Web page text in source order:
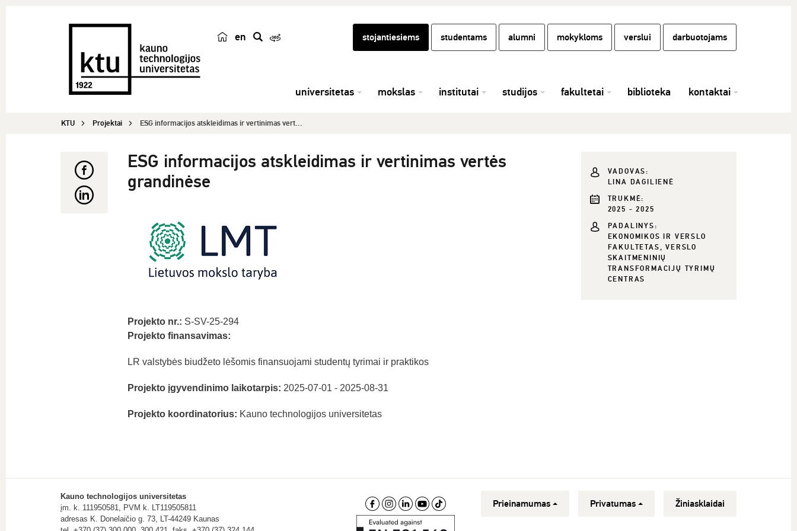
en
k
stojantiesiems studentams alumni mokykloms verslui darbuotojams
universitetas mokslas institutai studijos fakultetai biblioteka kontaktai
KTU Projektai ESG informacijos atskleidimas ir vertinimas vert...
ESG informacijos atskleidimas ir vertinimas vertės
grandinėse
Projekto nr.: S-SV-25-294
Projekto finansavimas:
LR valstybės biudžeto lėšomis finansuojami studentų tyrimai ir praktikos
Projekto įgyvendinimo laikotarpis: 2025-07-01 - 2025-08-31
Projekto koordinatorius: Kauno technologijos universitetas
VADOVAS:
LINA DAGILIENĖ
TRUKMĖ:
2025 - 2025
PADALINYS:
EKONOMIKOS IR VERSLO
FAKULTETAS, VERSLO
SKAITMENINIŲ
TRANSFORMACIJŲ TYRIMŲ
CENTRAS
Kauno technologijos universitetas
įm. k. 111950581, PVM k. LT119505811
adresas K. Donelaičio g. 73, LT-44249 Kaunas
Prieinamumas Privatumas Žiniasklaidai